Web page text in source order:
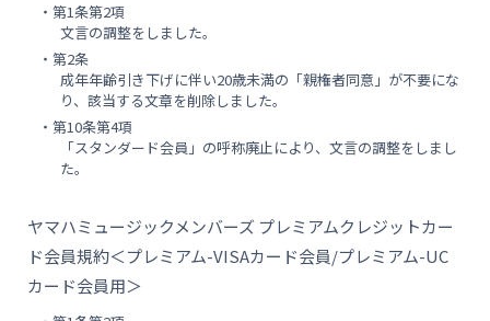
・第1条第2項
文言の調整をしました。
・第2条
成年年齢引き下げに伴い20歳未満の「親権者同意」が不要にな
り、該当する文章を削除しました。
・第10条第4項
「スタンダード会員」の呼称廃止により、文言の調整をしまし
た。
ヤマハミュージックメンバーズ プレミアムクレジットカー
ド会員規約＜プレミアム-VISAカード会員/プレミアム-UC
カード会員用＞